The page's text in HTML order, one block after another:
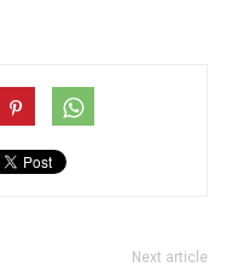
Next article